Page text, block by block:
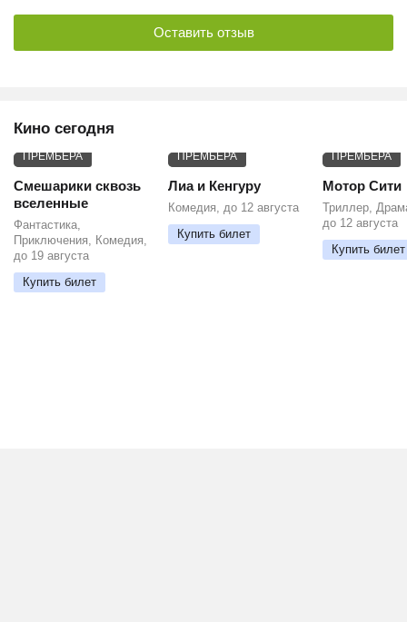
Оставить отзыв
Кино сегодня
ПРЕМЬЕРА
Смешарики сквозь
вселенные
Фантастика,
Приключения, Комедия,
до 19 августа
Купить билет
ПРЕМЬЕРА
Лиа и Кенгуру
Комедия, до 12 августа
Купить билет
ПРЕМЬЕРА
Мотор Сити
Триллер,
до 12 августа
Купить билет